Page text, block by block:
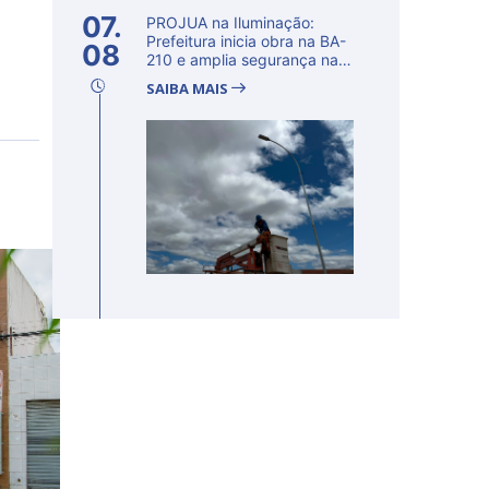
07.
08
PROJUA na Iluminação:
Prefeitura inicia obra na BA-
210 e amplia segurança na
SAIBA MAIS